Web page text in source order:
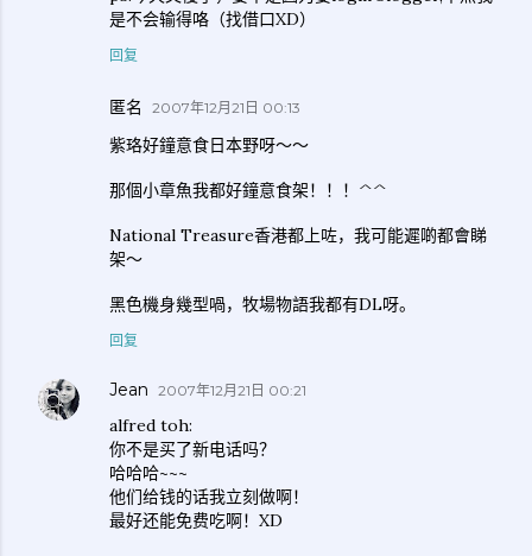
是不会输得咯（找借口XD）
回复
匿名 2007年12月21日 00:13
紫珞好鐘意食日本野呀～～
那個小章魚我都好鐘意食架！！！^^
National Treasure香港都上咗，我可能遲啲都會睇
架～
黑色機身幾型喎，牧場物語我都有DL呀。
回复
Jean 2007年12月21日 00:21
alfred toh:
你不是买了新电话吗？
哈哈哈~~~
他们给钱的话我立刻做啊！
最好还能免费吃啊！XD